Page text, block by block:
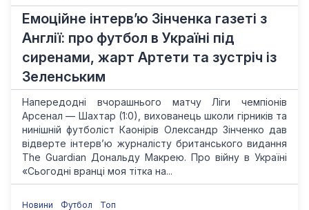
Емоційне інтерв’ю Зінченка газеті з
Англії: про футбол в Україні під
сиренами, жарт Артети та зустріч із
Зеленським
Напередодні вчорашнього матчу Ліги чемпіонів
Арсенал — Шахтар (1:0), вихованець школи гірників та
нинішній футболіст Каонірів Олександр Зінченко дав
відверте інтерв’ю журналісту британського видання
Тhe Guardian Дональду Макрею. Про війну в Україні
«Сьогодні вранці моя тітка на...
Новини Футбол Топ